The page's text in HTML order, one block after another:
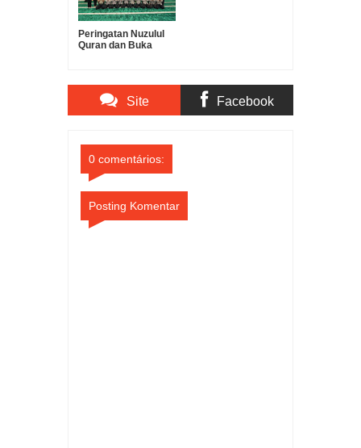
Peringatan Nuzulul
Quran dan Buka
Site Facebook
0 comentários:
Posting Komentar